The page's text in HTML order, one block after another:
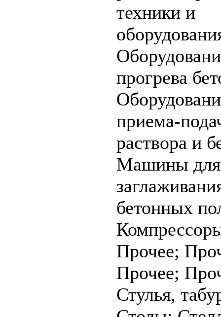
техники и
прогрева
приема-
раствора и
Машины для
бетонных
Прочее;
Прочее;
Стулья,